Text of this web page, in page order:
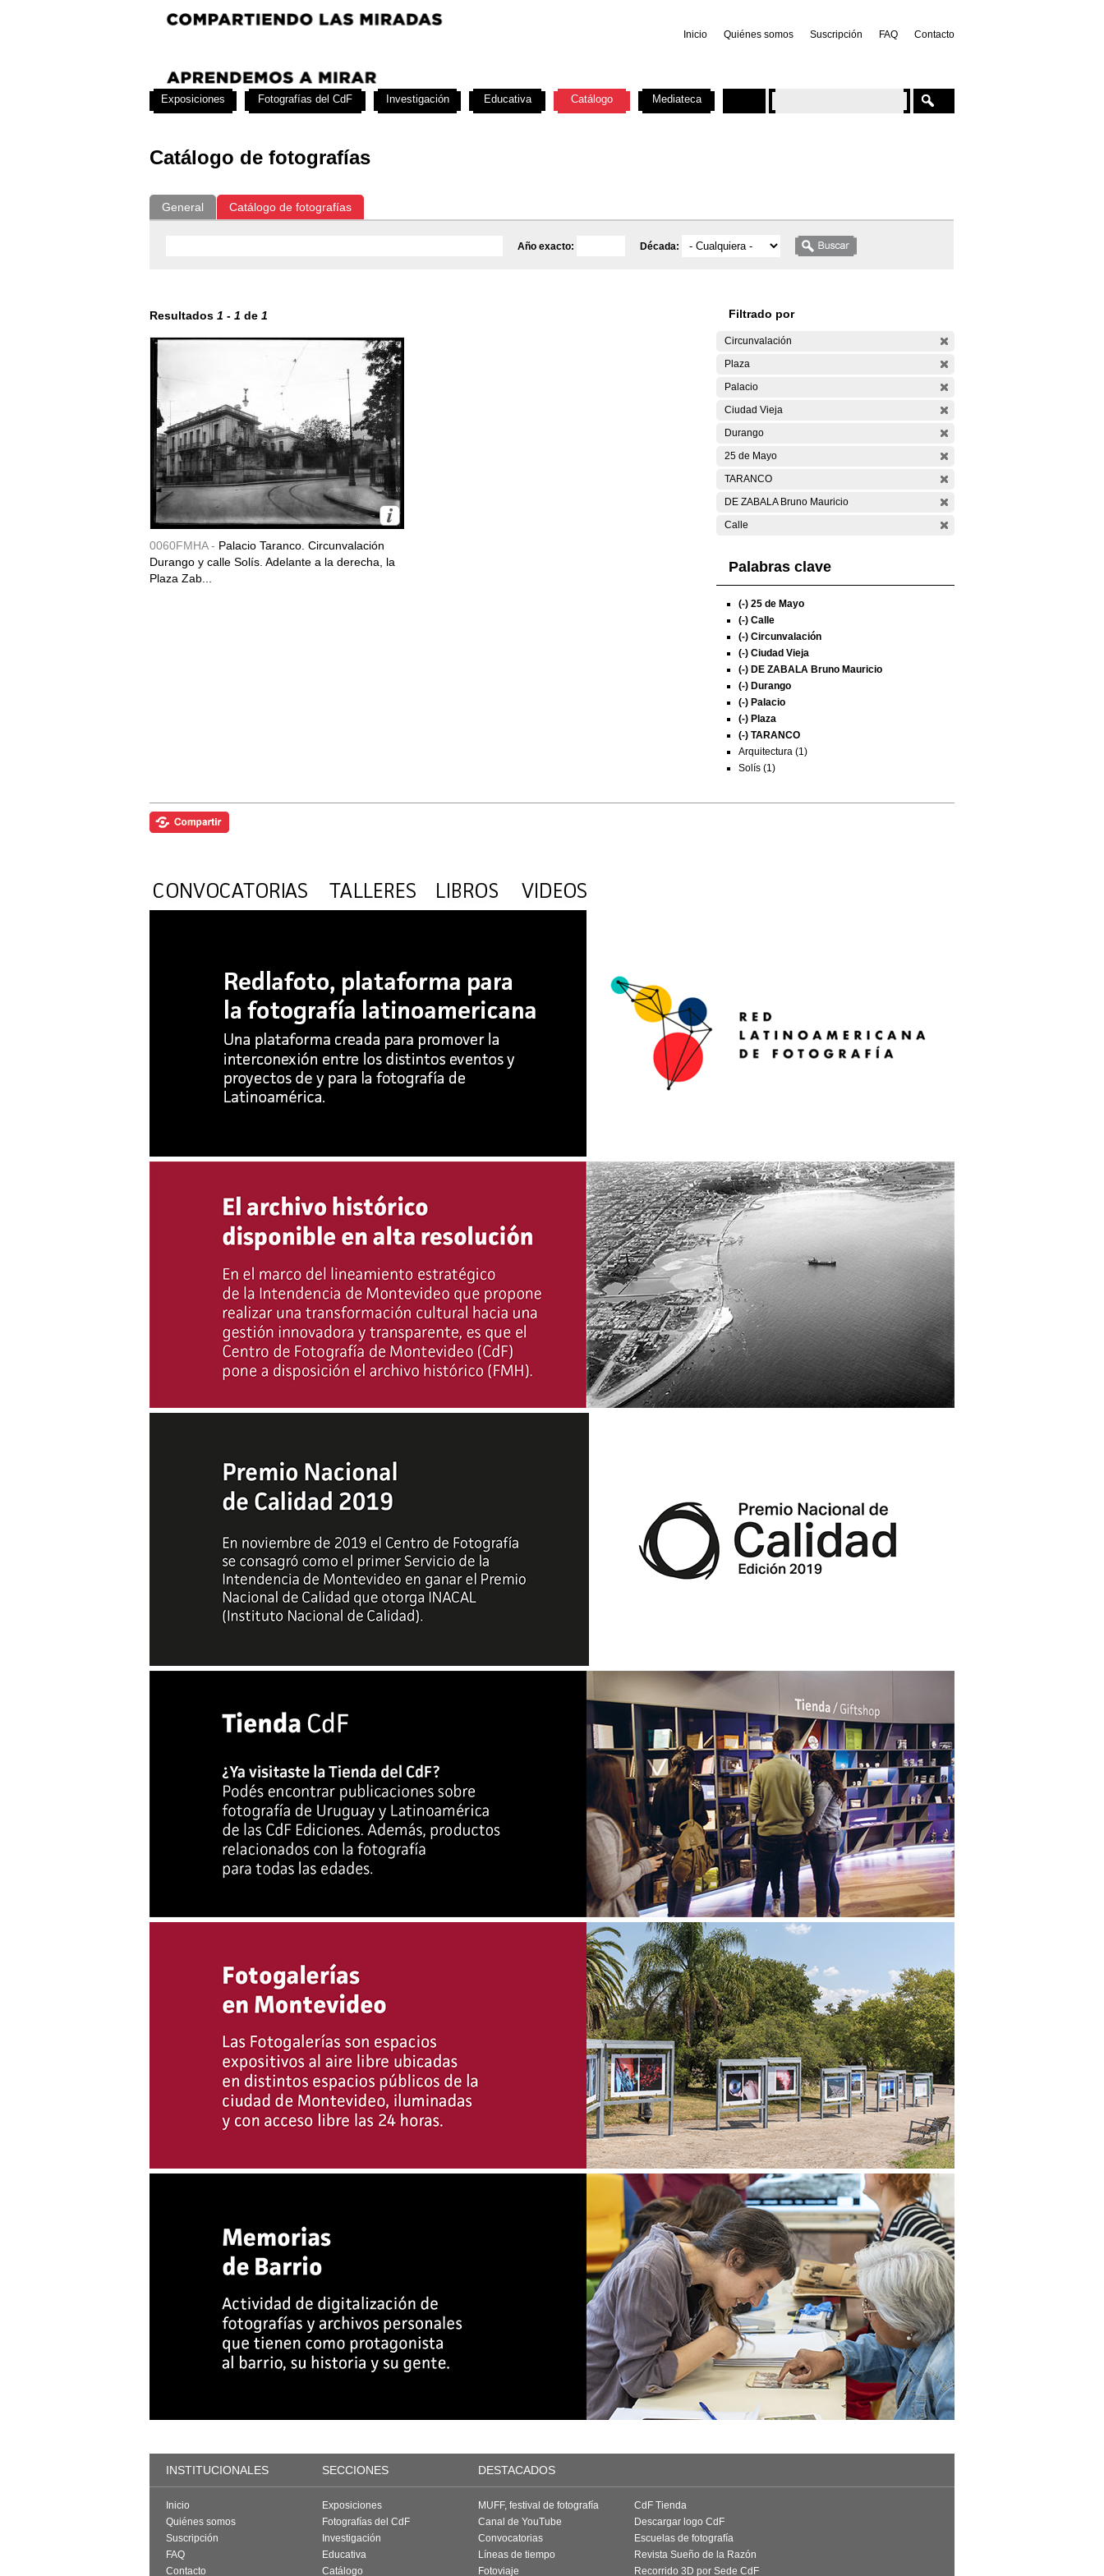
Inicio Quiénes somos Suscripción FAQ Contacto
Catálogo de fotografías
General Catálogo de fotografías
Año exacto: Década:
Resultados 1 - 1 de 1
0060FMHA - Palacio Taranco. Circunvalación
Durango y calle Solís. Adelante a la derecha, la
Plaza Zab...
Filtrado por
Circunvalación
Plaza
Palacio
Ciudad Vieja
Durango
25 de Mayo
TARANCO
DE ZABALA Bruno Mauricio
Calle
Palabras clave
(-) 25 de Mayo
(-) Calle
(-) Circunvalación
(-) Ciudad Vieja
(-) DE ZABALA Bruno Mauricio
(-) Durango
(-) Palacio
(-) Plaza
(-) TARANCO
Arquitectura (1)
Solís (1)
Exposiciones Fotografías del CdF Investigación Educativa Catálogo Mediateca
INSTITUCIONALES SECCIONES DESTACADOS
Inicio
Quiénes somos
Suscripción
FAQ
Contacto
Exposiciones
Fotografías del CdF
Investigación
Educativa
Catálogo
MUFF, festival de fotografía
Canal de YouTube
Convocatorias
Líneas de tiempo
Fotoviaje
CdF Tienda
Descargar logo CdF
Escuelas de fotografía
Revista Sueño de la Razón
Recorrido 3D por Sede CdF